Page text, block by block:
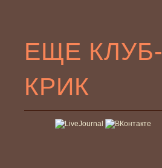
ЕЩЕ КЛУБ-
КРИК